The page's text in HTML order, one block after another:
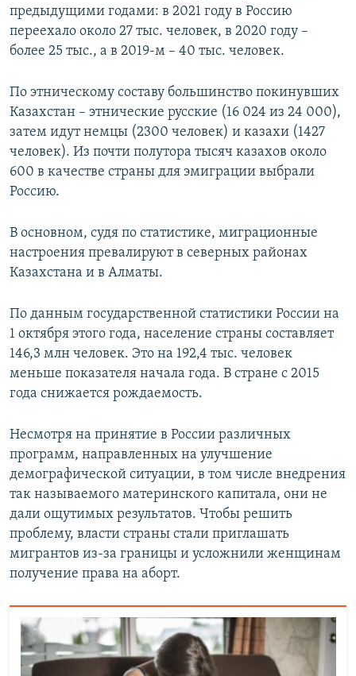
предыдущими годами: в 2021 году в Россию
переехало около 27 тыс. человек, в 2020 году –
более 25 тыс., а в 2019-м – 40 тыс. человек.
По этническому составу большинство покинувших
Казахстан – этнические русские (16 024 из 24 000),
затем идут немцы (2300 человек) и казахи (1427
человек). Из почти полутора тысяч казахов около
600 в качестве страны для эмиграции выбрали
Россию.
В основном, судя по статистике, миграционные
настроения превалируют в северных районах
Казахстана и в Алматы.
По данным государственной статистики России на
1 октября этого года, население страны составляет
146,3 млн человек. Это на 192,4 тыс. человек
меньше показателя начала года. В стране с 2015
года снижается рождаемость.
Несмотря на принятие в России различных
программ, направленных на улучшение
демографической ситуации, в том числе внедрения
так называемого материнского капитала, они не
дали ощутимых результатов. Чтобы решить
проблему, власти страны стали приглашать
мигрантов из-за границы и усложнили женщинам
получение права на аборт.